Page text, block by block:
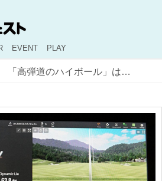
EVENT PLAY
「高弾道のハイボール」はフルショットと何が違う？ データを比べて打ち方を教わった！